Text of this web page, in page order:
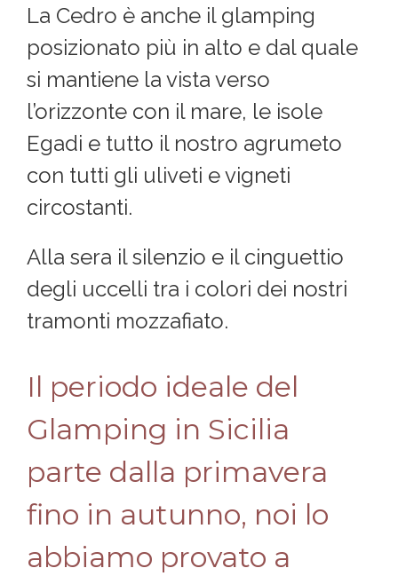
La Cedro è anche il glamping
posizionato più in alto e dal quale
si mantiene la vista verso
l’orizzonte con il mare, le isole
Egadi e tutto il nostro agrumeto
con tutti gli uliveti e vigneti
circostanti.
Alla sera il silenzio e il cinguettio
degli uccelli tra i colori dei nostri
tramonti mozzafiato.
Il periodo ideale del
Glamping in Sicilia
parte dalla primavera
fino in autunno, noi lo
abbiamo provato a